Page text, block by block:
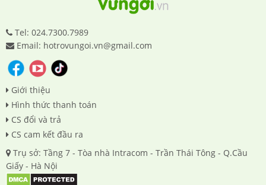
Tel: 024.7300.7989
Email: hotrovungoi.vn@gmail.com
Giới thiệu
Hình thức thanh toán
CS đổi và trả
CS cam kết đầu ra
Trụ sở: Tầng 7 - Tòa nhà Intracom - Trần Thái Tông - Q.Cầu
Giấy - Hà Nội